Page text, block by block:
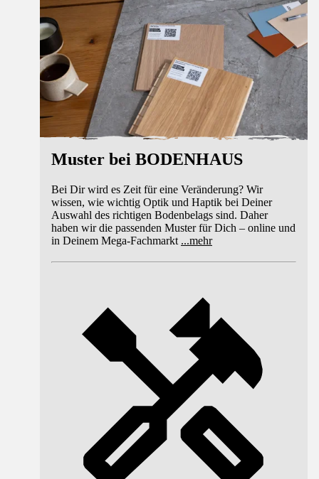
Muster bei BODENHAUS
Bei Dir wird es Zeit für eine Veränderung? Wir
wissen, wie wichtig Optik und Haptik bei Deiner
Auswahl des richtigen Bodenbelags sind. Daher
haben wir die passenden Muster für Dich – online und
in Deinem Mega-Fachmarkt ...mehr